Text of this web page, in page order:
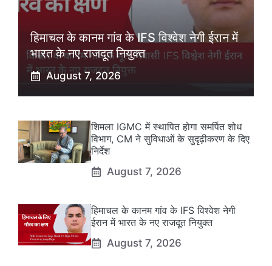
हिमाचल के कानम गांव के IFS विश्वेश नेगी ईरान में
भारत के नए राजदूत नियुक्त
August 7, 2026
शिमला IGMC में स्थापित होगा समर्पित शोध
विभाग, CM ने सुविधाओं के सुदृढ़ीकरण के दिए
निर्देश
August 7, 2026
हिमाचल के कानम गांव के IFS विश्वेश नेगी
ईरान में भारत के नए राजदूत नियुक्त
August 7, 2026